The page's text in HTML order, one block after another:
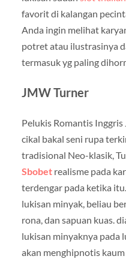
favorit di kalangan
Anda ingin melihat
potret atau ilustrasinya
termasuk yg paling
JMW Turner
Pelukis Romantis
cikal bakal seni rupa
tradisional Neo-klasik,
Sbobetrealisme pada
terdengar pada ketika
lukisan minyak, beliau
rona, dan sapuan kuas.
lukisan minyaknya pada
akan menghipnotis